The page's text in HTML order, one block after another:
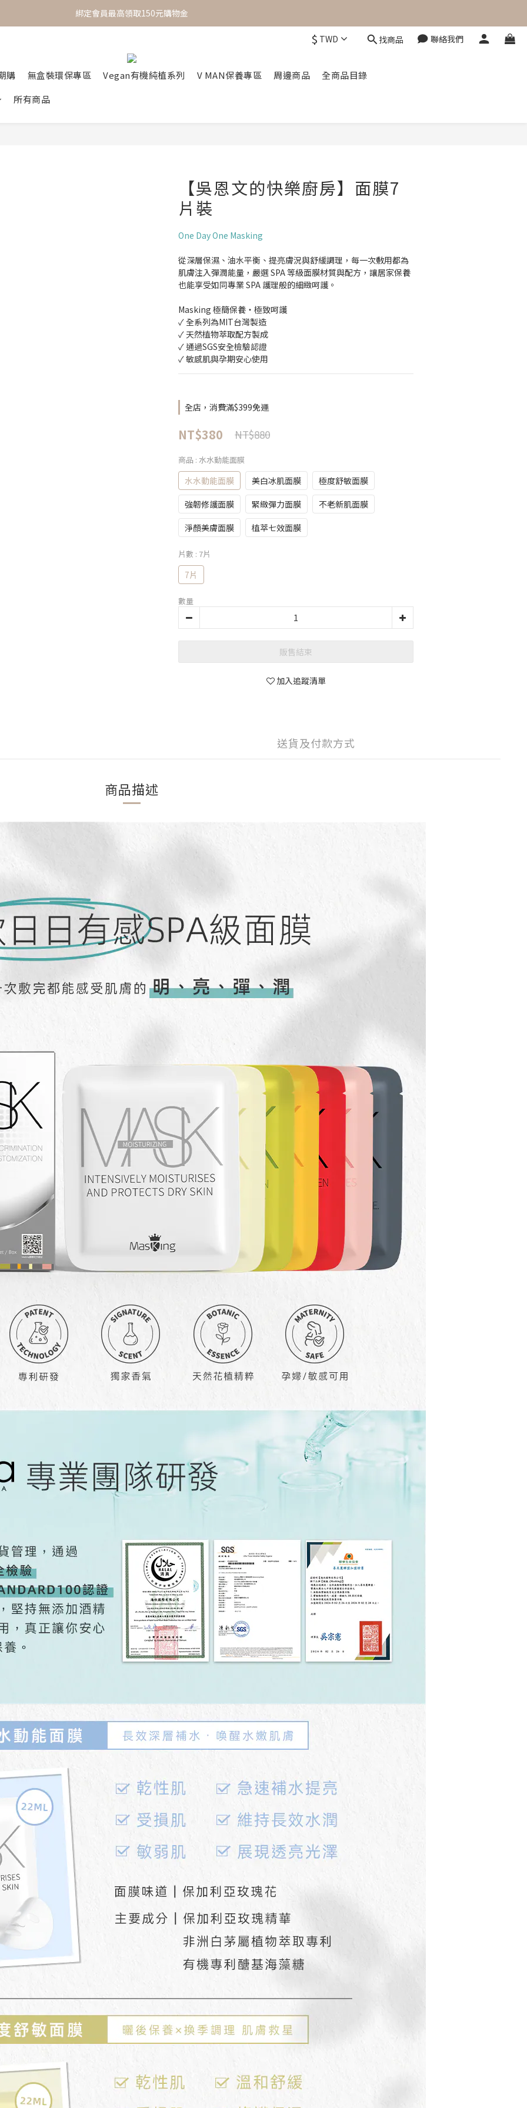
One Day One Masking  極簡保養｜極致呵護
綁定會員最高領取150元購物金
$ TWD 找商品 聯絡我們
購 無盒裝環保專區 Vegan有機純植系列 V MAN保養專區 周邊商品
全商品目錄
所有商品
【吳恩文的快樂廚房】面膜7
片裝
One Day One Masking
從深層保濕、油水平衡、提亮膚況與舒緩調理，每一次敷用都為
肌膚注入彈潤能量，嚴選 SPA 等級面膜材質與配方，讓居家保養
也能享受如同專業 SPA 護理般的細緻呵護。
Masking 極簡保養・極致呵護
✓ 全系列為MIT台灣製造
✓ 天然植物萃取配方製成
✓ 通過SGS安全檢驗認證
✓ 敏感肌與孕期安心使用
全店，消費滿$399免運
NT$380 NT$880
商品 : 水水動能面膜
水水動能面膜 美白冰肌面膜
極度舒敏面膜
強韌修護面膜
緊緻彈力面膜
不老新肌面膜
淨顏美膚面膜
植萃七效面膜
片數 : 7片
7片
數量
販售結束
加入追蹤清單
送貨及付款方式
商品描述